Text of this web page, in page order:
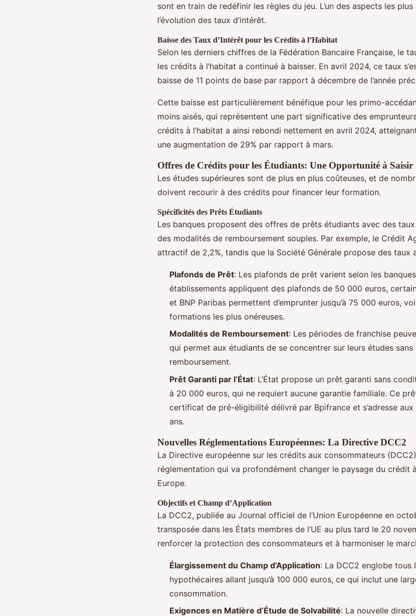
sont en train de redéfinir les règles du jeu. L’un des aspects les
l’évolution des taux d’intérêt.
Baisse des Taux d’Intérêt pour les Crédits à l’Habitat
Selon les derniers chiffres de la Fédération Bancaire Française, le
les crédits à l’habitat a continué à baisser. En avril 2024, ce taux
baisse de 11 points de base par rapport à décembre de l’année
Cette baisse est particulièrement bénéfique pour les primo-
moins aisés, qui représentent une part significative des
crédits à l’habitat a ainsi rebondi nettement en avril 2024,
une augmentation de 29% par rapport à mars.
Offres de Crédits pour les Étudiants: Une Opportunité à Saisir
Les études supérieures sont de plus en plus coûteuses, et de
doivent recourir à des crédits pour financer leur formation.
Spécificités des Prêts Étudiants
Les banques proposent des offres de prêts étudiants avec des
des modalités de remboursement souples. Par exemple, le Crédit
attractif de 2,2%, tandis que la Société Générale propose des taux
Plafonds de Prêt: Les plafonds de prêt varient selon les
établissements appliquent des plafonds de 50 000 euros,
et BNP Paribas permettent d’emprunter jusqu’à 75 000 euros,
formations les plus onéreuses.
Modalités de Remboursement: Les périodes de franchise
qui permet aux étudiants de se concentrer sur leurs études
remboursement.
Prêt Garanti par l’État: L’État propose un prêt garanti sans
à 20 000 euros, qui ne requiert aucune garantie familiale. Ce
certificat de pré-éligibilité délivré par Bpifrance et s’adresse
ans.
Nouvelles Réglementations Européennes: La Directive DCC2
La Directive européenne sur les crédits aux consommateurs
réglementation qui va profondément changer le paysage du crédit
Europe.
Objectifs et Champ d’Application
La DCC2, publiée au Journal officiel de l’Union Européenne en
transposée dans les États membres de l’UE au plus tard le 20
renforcer la protection des consommateurs et à harmoniser le
Élargissement du Champ d’Application: La DCC2 englobe tous
hypothécaires allant jusqu’à 100 000 euros, ce qui inclut une
consommation.
Exigences en Matière d’Étude de Solvabilité: La nouvelle